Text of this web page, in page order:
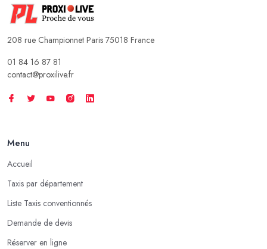
208 rue Championnet Paris 75018 France
01 84 16 87 81
contact@proxilive.fr
Menu
Accueil
Taxis par département
Liste Taxis conventionnés
Demande de devis
Réserver en ligne